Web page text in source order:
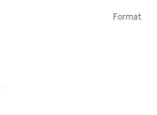
Format